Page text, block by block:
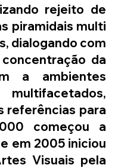
rejeito de
piramidais multi
dialogando com
da
a ambientes
multifacetados,
referências para
começou a
em 2005 iniciou
Visuais pela